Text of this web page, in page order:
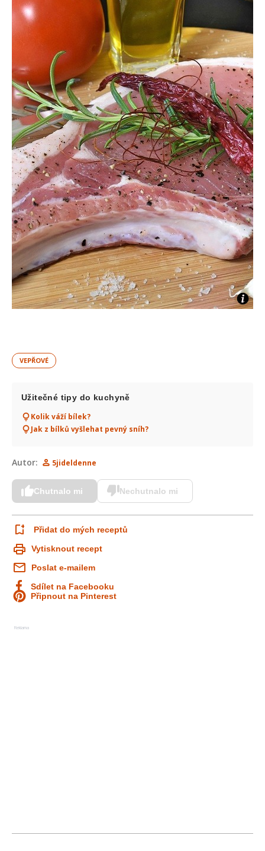
VEPŘOVÉ
Užitečné tipy do kuchyně
Kolik váží bílek?
Jak z bílků vyšlehat pevný sníh?
Autor: 5jideldenne
Chutnalo mi Nechutnalo mi
Přidat do mých receptů
Vytisknout recept
Poslat e-mailem
Sdílet na Facebooku
Připnout na Pinterest
Reklama